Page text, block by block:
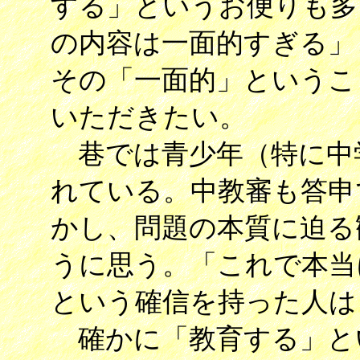
の内容は一面的すぎる
その「一面的」という
いただきたい。
巷では青少年（特に中
れている。中教審も答
かし、問題の本質に迫
うに思う。「これで本
という確信を持った人
確かに「教育する」と